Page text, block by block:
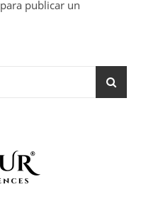
para publicar un